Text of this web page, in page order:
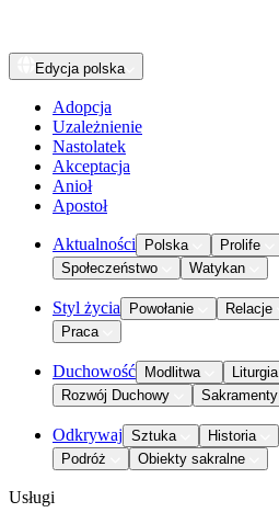
Edycja polska
Adopcja
Uzależnienie
Nastolatek
Akceptacja
Anioł
Apostoł
Aktualności Polska Prolife
Społeczeństwo
Watykan
Styl życia Powołanie Relacje
Praca
Duchowość Modlitwa Liturgia
Rozwój Duchowy
Sakramenty
Odkrywaj Sztuka Historia
Podróż
Obiekty sakralne
Usługi